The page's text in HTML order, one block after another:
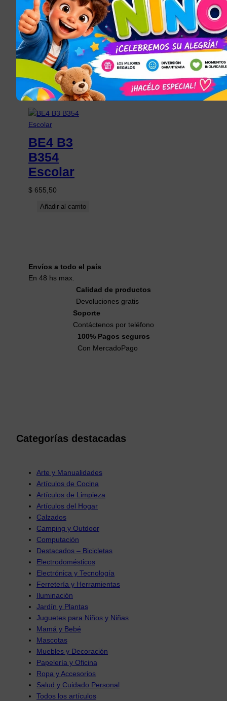
1.225,50
Añadir al carrito
es
$940,50
Añadir al carrito
JUGUETES PARA
NIÑOS Y NIÑAS
TODOS LOS
ARTÍCULOS
BE4 B3
B354
Escolar
$ 655,50
Añadir al carrito
Envíos a todo el país
En 48 hs max.
Calidad de productos
Devoluciones gratis
Soporte
Contáctenos por teléfono
100% Pagos seguros
Con MercadoPago
Categorías destacadas
Arte y Manualidades
Artículos de Cocina
Artículos de Limpieza
Artículos del Hogar
Calzados
Camping y Outdoor
Computación
Destacados – Bicicletas
Electrodomésticos
Electrónica y Tecnología
Ferretería y Herramientas
Iluminación
Jardín y Plantas
Juguetes para Niños y Niñas
Mamá y Bebé
Mascotas
Muebles y Decoración
Papelería y Oficina
Ropa y Accesorios
Salud y Cuidado Personal
Todos los artículos